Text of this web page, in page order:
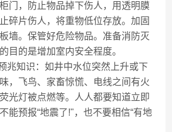
门，防止物品掉下伤人，用透明膜
碎片伤人，将重物低位存放。加固
墙。保管好危险物品。准备消防灭
目的是增加室内安全程度。
兆知识：如井中水位突然上升或下
，飞鸟、家畜惊慌、电线之间有火
光灯被点燃等。人人都要知道立即
能预报“地震了!"，也不要相信“有地